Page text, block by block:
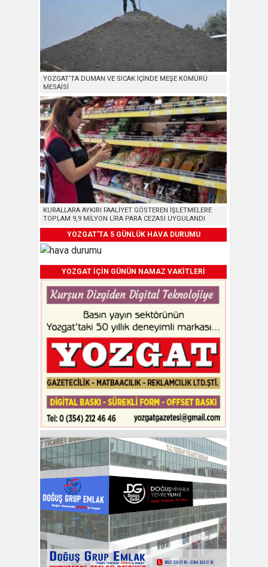
YOZGAT’TA DUMAN VE SICAK İÇİNDE MEŞE KÖMÜRÜ
MESAİSİ
KURALLARA AYKIRI FAALİYET GÖSTEREN İŞLETMELERE
TOPLAM 9,9 MİLYON LİRA PARA CEZASI UYGULANDI
YOZGAT'TA 5 GÜNLÜK HAVA DURUMU
YOZGAT İÇİN GÜNÜN NAMAZ VAKİTLERİ